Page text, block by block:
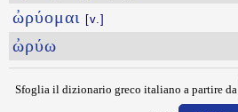
ὠρύομαι [v.]
ὠρύω
Sfoglia il dizionario greco italiano a partire